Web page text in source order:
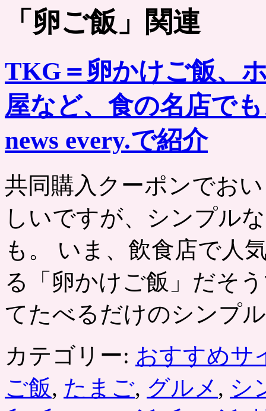
「 卵ご飯 」関連
TKG＝卵かけご飯、
屋など、食の名店で
news every.で紹介
共同購入クーポンでお
しいですが、シンプル
も。 いま、飲食店で人
る「卵かけご飯」だそ
てたべるだけのシンプ
カテゴリー: おすすめサ
ご飯, たまご, グルメ , シ